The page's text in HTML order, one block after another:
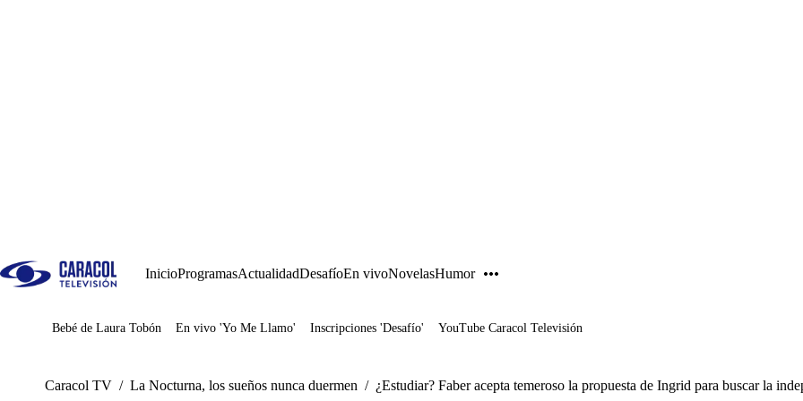
InicioProgramasActualidadDesafíoEn vivoNovelasHumor
Juegos
Bebé de Laura Tobón En vivo 'Yo Me Llamo' Inscripciones 'Desafío' YouTube Caracol Televisión
Caracol TV / La Nocturna, los sueños nunca duermen / ¿Estudiar? Faber acepta temeroso la propuesta de Ingrid para buscar la